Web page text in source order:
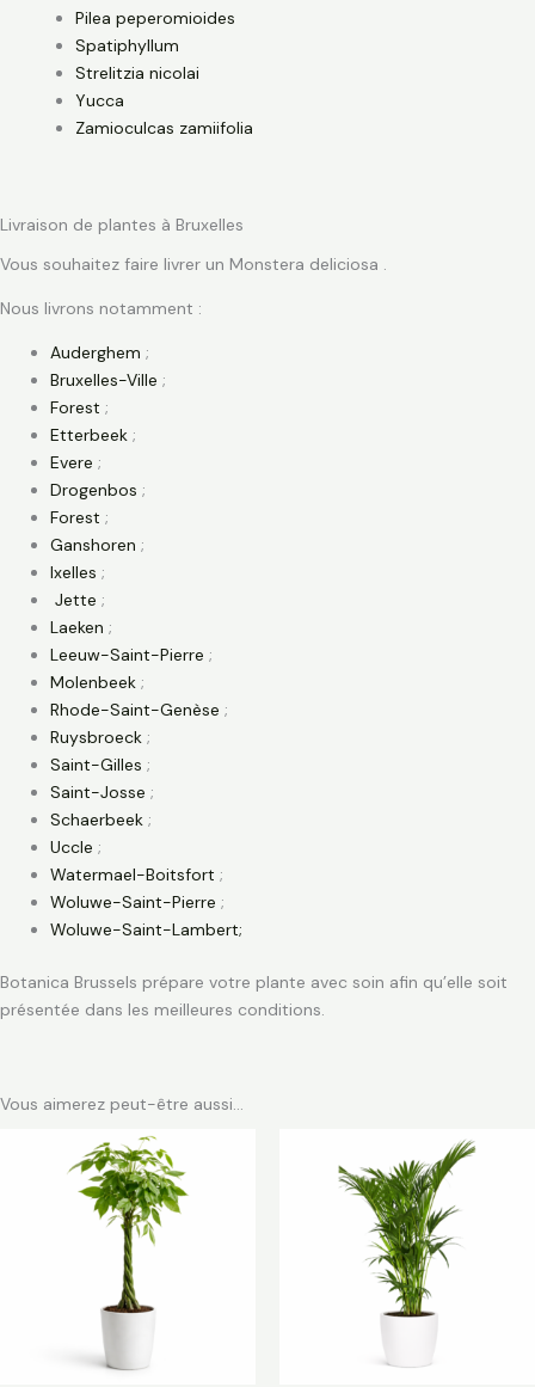
Pilea peperomioides
Spatiphyllum
Strelitzia nicolai
Yucca
Zamioculcas zamiifolia
Livraison de plantes à Bruxelles
Vous souhaitez faire livrer un Monstera deliciosa .
Nous livrons notamment :
Auderghem ;
Bruxelles-Ville ;
Forest ;
Etterbeek ;
Evere ;
Drogenbos ;
Forest ;
Ganshoren ;
Ixelles ;
Jette ;
Laeken ;
Leeuw-Saint-Pierre ;
Molenbeek ;
Rhode-Saint-Genèse ;
Ruysbroeck ;
Saint-Gilles ;
Saint-Josse ;
Schaerbeek ;
Uccle ;
Watermael-Boitsfort ;
Woluwe-Saint-Pierre ;
Woluwe-Saint-Lambert;
Botanica Brussels prépare votre plante avec soin afin qu’elle soit
présentée dans les meilleures conditions.
Vous aimerez peut-être aussi…